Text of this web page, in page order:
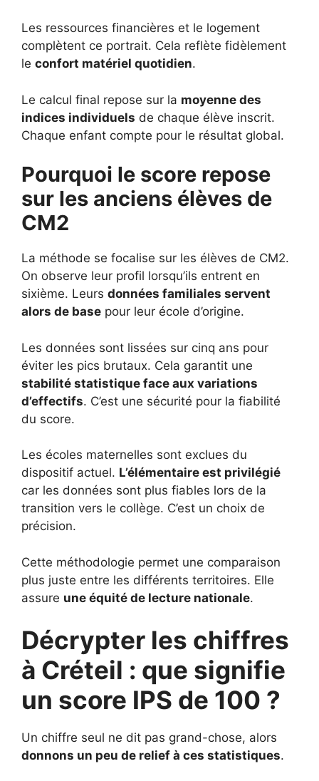
Les ressources financières et le logement
complètent ce portrait. Cela reflète fidèlement
le confort matériel quotidien.
Le calcul final repose sur la moyenne des
indices individuels de chaque élève inscrit.
Chaque enfant compte pour le résultat global.
Pourquoi le score repose
sur les anciens élèves de
CM2
La méthode se focalise sur les élèves de CM2.
On observe leur profil lorsqu’ils entrent en
sixième. Leurs données familiales servent
alors de base pour leur école d’origine.
Les données sont lissées sur cinq ans pour
éviter les pics brutaux. Cela garantit une
stabilité statistique face aux variations
d’effectifs. C’est une sécurité pour la fiabilité
du score.
Les écoles maternelles sont exclues du
dispositif actuel. L’élémentaire est privilégié
car les données sont plus fiables lors de la
transition vers le collège. C’est un choix de
précision.
Cette méthodologie permet une comparaison
plus juste entre les différents territoires. Elle
assure une équité de lecture nationale.
Décrypter les chiffres
à Créteil : que signifie
un score IPS de 100 ?
Un chiffre seul ne dit pas grand-chose, alors
donnons un peu de relief à ces statistiques.